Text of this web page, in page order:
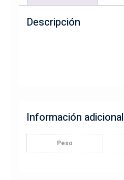
Descripción
Información adicional
Peso